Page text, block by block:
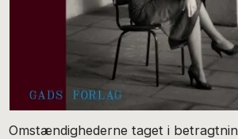
Omstændighederne taget i